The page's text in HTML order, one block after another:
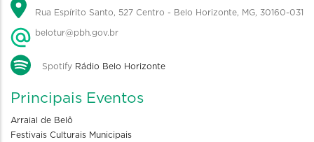
Rua Espírito Santo, 527 Centro - Belo Horizonte, MG, 30160-031
belotur@pbh.gov.br
Spotify Rádio Belo Horizonte
Principais Eventos
Arraial de Belô
Festivais Culturais Municipais